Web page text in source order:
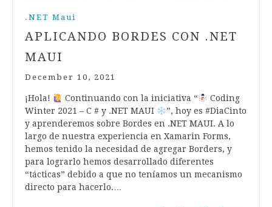
.NET Maui
APLICANDO BORDES CON .NET
MAUI
December 10, 2021
¡Hola! Continuando con la iniciativa “
Coding
Winter 2021 – C # y .NET MAUI
”, hoy es #DiaCinto
y aprenderemos sobre Bordes en .NET MAUI. A lo
largo de nuestra experiencia en Xamarin Forms,
hemos tenido la necesidad de agregar Borders, y
para lograrlo hemos desarrollado diferentes
“tácticas” debido a que no teníamos un mecanismo
directo para hacerlo.…